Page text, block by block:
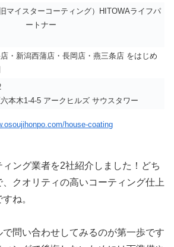
マイスターコーティング）HITOWAライフパ
ートナー
・新潟西蒲店・長岡店・燕三条店 をはじめ
本木1-4-5 アークヒルズ サウスタワー
house-coating
ング業者を2社紹介しました！どち
クオリティの高いコーティング仕上
ね。
で問い合わせしてみるのが第一歩です